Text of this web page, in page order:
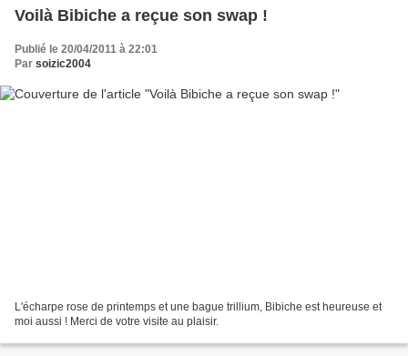
Voilà Bibiche a reçue son swap !
Publié le 20/04/2011 à 22:01
Par soizic2004
L'écharpe rose de printemps et une bague trillium, Bibiche est heureuse et
moi aussi ! Merci de votre visite au plaisir.